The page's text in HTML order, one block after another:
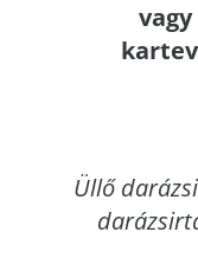
Üllő